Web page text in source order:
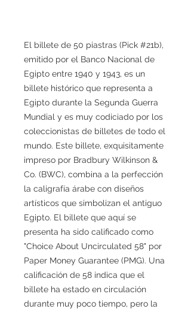
El billete de 50 piastras (Pick #21b),
emitido por el Banco Nacional de
Egipto entre 1940 y 1943, es un
billete histórico que representa a
Egipto durante la Segunda Guerra
Mundial y es muy codiciado por los
coleccionistas de billetes de todo el
mundo. Este billete, exquisitamente
impreso por Bradbury Wilkinson &
Co. (BWC), combina a la perfección
la caligrafía árabe con diseños
artísticos que simbolizan el antiguo
Egipto. El billete que aquí se
presenta ha sido calificado como
"Choice About Uncirculated 58" por
Paper Money Guarantee (PMG). Una
calificación de 58 indica que el
billete ha estado en circulación
durante muy poco tiempo, pero la